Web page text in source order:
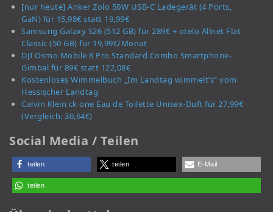
[nur heute] Anker Zolo 50W USB-C Ladegerät (4 Ports,
GaN) für 15,98€ statt 19,99€
Samsung Galaxy S26 (512 GB) für 289€ + otelo Allnet Flat
Classic (50 GB) für 19,99€/Monat
DJI Osmo Mobile 8 Pro Standard Combo Smartphone-
Gimbal für 89€ statt 122,08€
Kostenloses Wimmelbuch „Im Landtag wimmelt’s“ vom
Hessischer Landtag
Calvin Klein ck one Eau de Toilette Unisex-Duft für 27,99€
(Vergleich: 30,64€)
Social Media / Teilen
teilen teilen E-Mail
teilen